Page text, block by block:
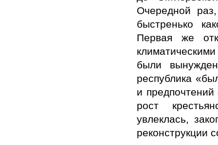
Очередной
быстренько
Первая же
были
республика
и предпочтений
рост
увлеклась,
реконструкции